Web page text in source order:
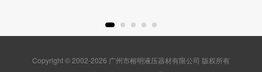
Copyright © 2002-2026 广州市榕明液压器材有限公司 版权所有